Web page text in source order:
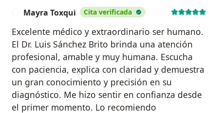
Mayra Toxqui Cita verificada
Excelente médico y extraordinario ser humano.
El Dr. Luis Sánchez Brito brinda una atención
profesional, amable y muy humana. Escucha
con paciencia, explica con claridad y demuestra
un gran conocimiento y precisión en su
diagnóstico. Me hizo sentir en confianza desde
el primer momento. Lo recomiendo